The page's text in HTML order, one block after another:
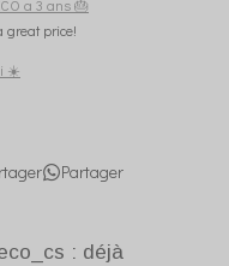
a 3 ans 🎂
great price!
☀️
Partager
: déjà